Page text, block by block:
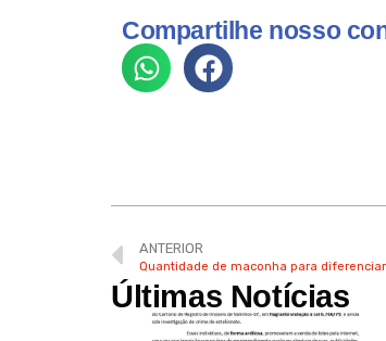
Compartilhe nosso
ANTERIOR
Quantidade de maconha para
Últimas Notícias